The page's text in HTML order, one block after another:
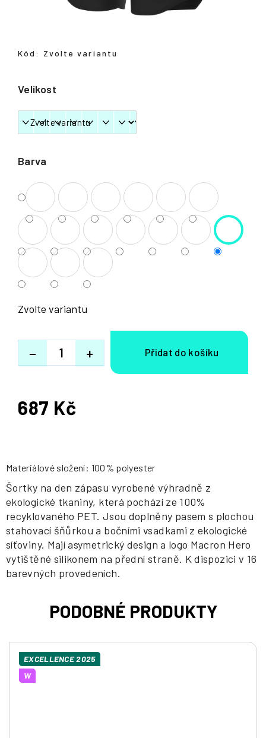
Barva
Velikost
Zvolte variantu
+
−
Kód: Zvolte variantu
687 Kč
Měrná
Materiálové složení: 100% polyester
Šortky na den zápasu vyrobené výhradně z
ekologické tkaniny, která pochází ze 100%
recyklovaného PET. Jsou doplněny pasem s plochou
stahovací šňůrkou a bočními vsadkami z ekologické
síťoviny. Mají asymetrický design a logo Macron Hero
vytištěné silikonem na přední straně. K dispozici v 16
barevných provedeních.
EXCELLENCE 2025
W